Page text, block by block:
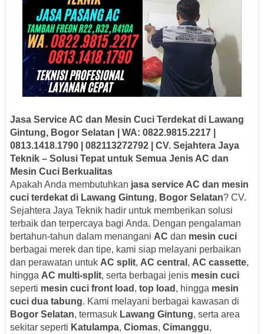
Jasa Service AC dan Mesin Cuci Terdekat di Lawang
Gintung, Bogor Selatan | WA: 0822.9815.2217 |
0813.1418.1790 | 082113272792 | CV. Sejahtera Jaya
Teknik – Solusi Tepat untuk Semua Jenis AC dan
Mesin Cuci Berkualitas
Apakah Anda membutuhkan jasa service AC dan mesin
cuci terdekat di Lawang Gintung, Bogor Selatan? CV.
Sejahtera Jaya Teknik hadir untuk memberikan solusi
terbaik dan terpercaya bagi Anda. Dengan pengalaman
bertahun-tahun dalam menangani AC dan mesin cuci
berbagai merek dan tipe, kami siap melayani perbaikan
dan perawatan untuk AC split, AC central , AC cassette,
hingga AC multi-split, serta berbagai jenis mesin cuci
seperti mesin cuci front load , top load , hingga mesin
cuci dua tabung. Kami melayani berbagai kawasan di
Bogor Selatan, termasuk Lawang Gintung, serta area
sekitar seperti Katulampa, Ciomas, Cimanggu,